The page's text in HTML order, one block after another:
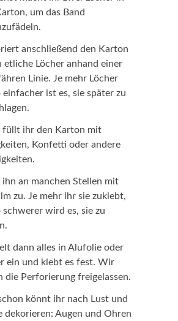
um das Band
anschließend den Karton
etliche Löcher anhand einer
Linie. Je mehr Löcher
einfacher ist es, sie später zu
füllt ihr den Karton mit
Konfetti oder andere
ihn an manchen Stellen mit
zu. Je mehr ihr sie zuklebt,
schwerer wird es, sie zu
dann alles in Alufolie oder
ein und klebt es fest. Wir
die Perforierung freigelassen.
könnt ihr nach Lust und
dekorieren: Augen und Ohren